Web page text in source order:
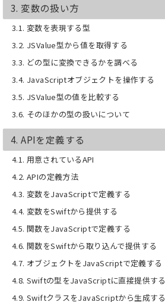
3. 変数の扱い方
3.1. 変数を表現する型
3.2. JSValue型から値を取得する
3.3. どの型に変換できるかを調べる
3.4. JavaScriptオブジェクトを操作する
3.5. JSValue型の値を比較する
3.6. そのほかの型の扱いについて
4. APIを定義する
4.1. 用意されているAPI
4.2. APIの定義方法
4.3. 変数をJavaScriptで定義する
4.4. 変数をSwiftから提供する
4.5. 関数をJavaScriptで定義する
4.6. 関数をSwiftから取り込んで提供する
4.7. オブジェクトをJavaScriptで定義する
4.8. Swiftの型をJavaScriptに直接提供する
4.9. SwiftクラスをJavaScriptから生成する